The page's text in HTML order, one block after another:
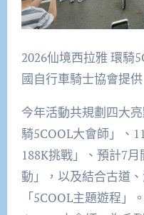
2026仙境西拉雅 環騎
國自行車騎士協會提供
今年活動共規劃四大
騎5COOL大會師」、
188K挑戰」、預計7
動」，以及結合古道
「5COOL主題遊程」